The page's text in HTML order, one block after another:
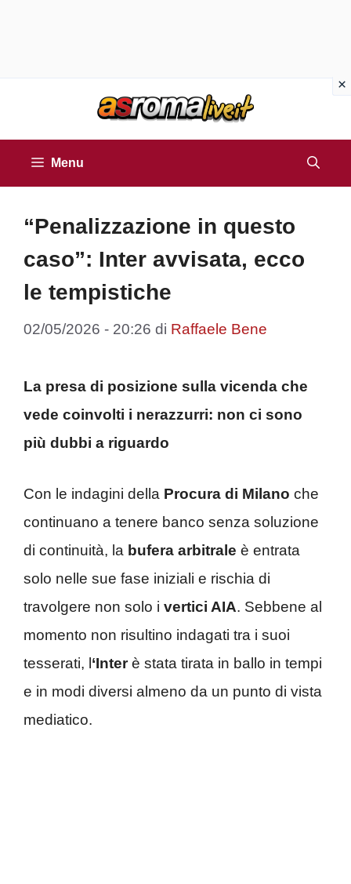
Menu
“Penalizzazione in questo
caso”: Inter avvisata, ecco
le tempistiche
02/05/2026 - 20:26 di Raffaele Bene
La presa di posizione sulla vicenda che
vede coinvolti i nerazzurri: non ci sono
più dubbi a riguardo
Con le indagini della Procura di Milano che
continuano a tenere banco senza soluzione
di continuità, la bufera arbitrale è entrata
solo nelle sue fase iniziali e rischia di
travolgere non solo i vertici AIA. Sebbene al
momento non risultino indagati tra i suoi
tesserati, l‘Interè stata tirata in ballo in tempi
e in modi diversi almeno da un punto di vista
mediatico.